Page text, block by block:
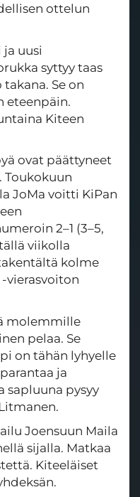
ottelun
uusi
syttyy taas
Se on
eteenpäin.
Kiteen
ovat päättyneet
Toukokuun
JoMa voitti KiPan
2–1 (3–5,
viikolla
kolme
-vierasvoiton
molemmille
pelaa. Se
on tähän lyhyelle
ja
sapluuna pysyy
Joensuun Maila
sijalla. Matkaa
Kiteeläiset